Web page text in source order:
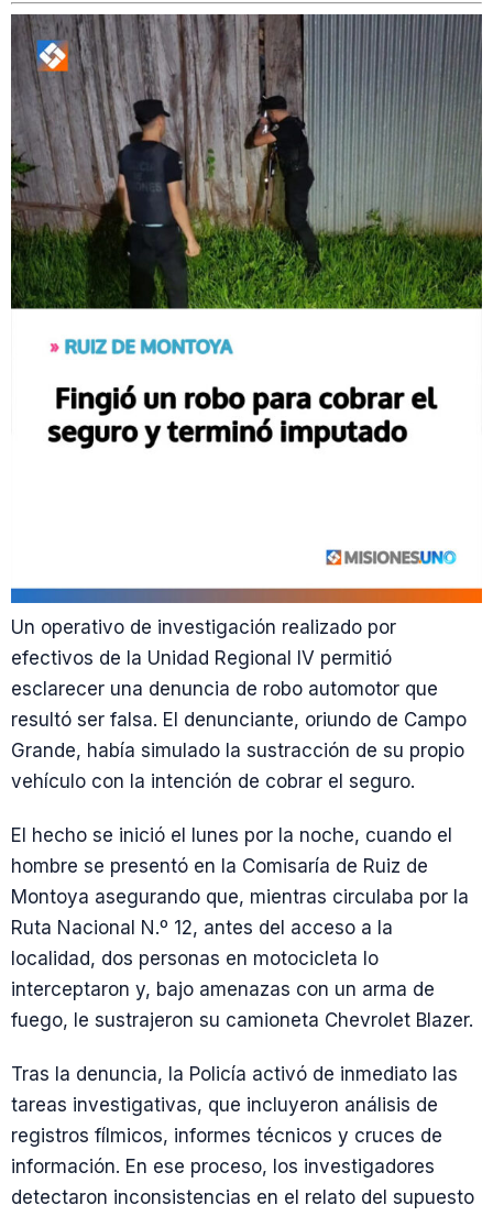
Un operativo de investigación realizado por
efectivos de la Unidad Regional IV permitió
esclarecer una denuncia de robo automotor que
resultó ser falsa. El denunciante, oriundo de Campo
Grande, había simulado la sustracción de su propio
vehículo con la intención de cobrar el seguro.
El hecho se inició el lunes por la noche, cuando el
hombre se presentó en la Comisaría de Ruiz de
Montoya asegurando que, mientras circulaba por la
Ruta Nacional N.º 12, antes del acceso a la
localidad, dos personas en motocicleta lo
interceptaron y, bajo amenazas con un arma de
fuego, le sustrajeron su camioneta Chevrolet Blazer.
Tras la denuncia, la Policía activó de inmediato las
tareas investigativas, que incluyeron análisis de
registros fílmicos, informes técnicos y cruces de
información. En ese proceso, los investigadores
detectaron inconsistencias en el relato del supuesto